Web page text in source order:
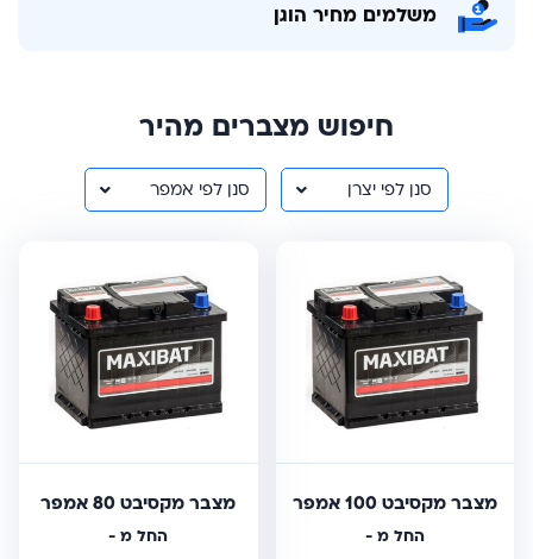
משלמים מחיר הוגן
חיפוש מצברים מהיר
סנן לפי יצרן סנן לפי אמפר
מצבר מקסיבט 100 אמפר
החל מ -
מצבר מקסיבט 80 אמפר
החל מ -